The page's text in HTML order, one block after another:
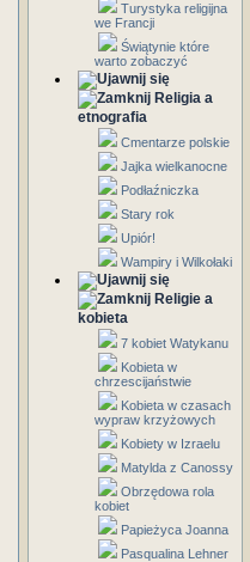
Turystyka religijna
we Francji
Świątynie które
warto zobaczyć
Religia a
etnografia
Cmentarze polskie
Jajka wielkanocne
Podłaźniczka
Stary rok
Upiór!
Wampiry i Wilkołaki
Religie a
kobieta
7 kobiet Watykanu
Kobieta w
chrzescijaństwie
Kobieta w czasach
wypraw krzyżowych
Kobiety w Izraelu
Matylda z Canossy
Obrzędowa rola
kobiet
Papieżyca Joanna
Pasqualina Lehner